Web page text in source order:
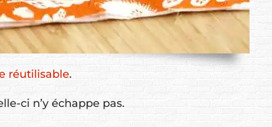
réutilisable.
ci n’y échappe pas.